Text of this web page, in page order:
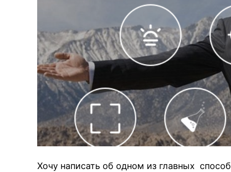
Хочу написать об одном из главных